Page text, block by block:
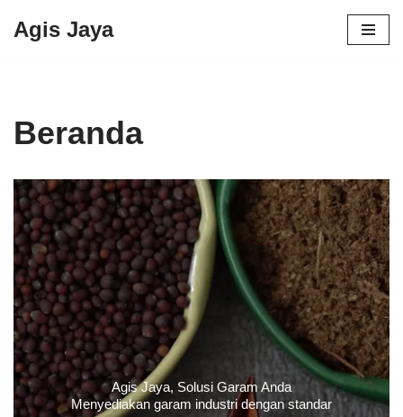
Agis Jaya
Beranda
Agis Jaya, Solusi Garam Anda
Menyediakan garam industri dengan standar